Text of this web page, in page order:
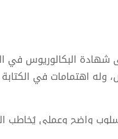
البكالوريوس في
اهتمامات في
واضح وعملي يُخاطب